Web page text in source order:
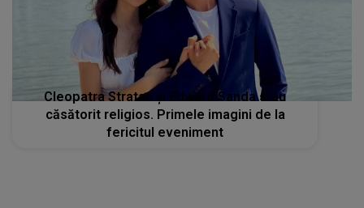
Cleopatra Stratan și Edward Sanda s-au
căsătorit religios. Primele imagini de la
fericitul eveniment